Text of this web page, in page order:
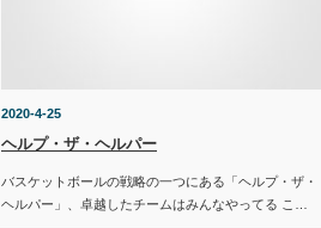
2020-4-25
ヘルプ・ザ・ヘルパー
バスケットボールの戦略の一つにある「ヘルプ・ザ・
ヘルパー」、卓越したチームはみんなやってる こ…